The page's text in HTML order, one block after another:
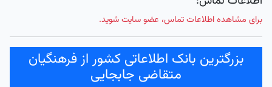
برای مشاهده اطلاعات تماس، عضو سایت شوید.
بزرگترین بانک اطلاعاتی کشور از فرهنگیان
متقاضی جابجایی